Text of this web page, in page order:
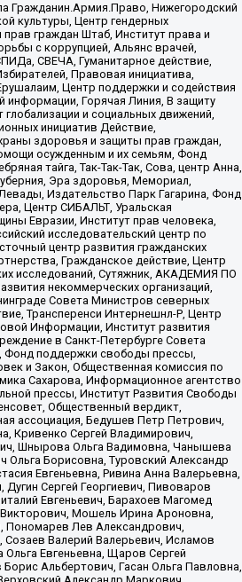
Гражданин.Армия.Право, Нижегородский
культуры, Центр гендерных
граждан Штаб, Институт права и
с коррупцией, Альянс врачей,
СВЕЧА, Гуманитарное действие,
Правовая инициатива,
Центр поддержки и содействия
Горячая Линия, В защиту
и социальных движений,
инициатив Действие,
здоровья и защиты прав граждан,
осужденным и их семьям, Фонд
тайга, Так-Так-Так, Сова, центр Анна,
Эра здоровья, Мемориал,
Издательство Парк Гагарина, Фонд
Центр СИБАЛЬТ, Уральская
Евразии, Институт прав человека,
исследовательский центр по
центр развития гражданских
Гражданское действие, Центр
исследований, Сутяжник, АКАДЕМИЯ ПО
некоммерческих организаций,
Совета Министров северных
Трансперенси Интернешнл-Р, Центр
Информации, Институт развития
в Санкт-Петербурге Совета
Фонд поддержки свободы прессы,
и Закон, Общественная комиссия по
Сахарова, Информационное агентство
прессы, Институт Развития Свободы
Общественный вердикт,
ассоциация, Бедушев Петр Петрович,
Кривенко Сергей Владимирович,
Шнырова Ольга Вадимовна, Чанышева
Ольга Борисовна, Туровский Александр
Евгеньевна, Ривина Анна Валерьевна,
Сергей Георгиевич, Пивоваров
Евгеньевич, Барахоев Магомед
Мошель Ирина Ароновна,
Пономарев Лев Александрович,
Созаев Валерий Валерьевич, Исламов
Евгеньевна, Щаров Сергей
Альбертович, Гасан Ольга Павловна,